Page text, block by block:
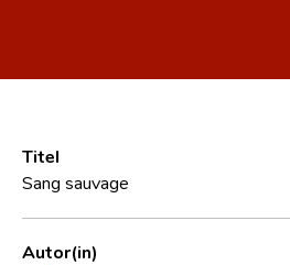
Häufige Fragen und Antworten
CNL
Forschungsgruppe
Titel
Sang sauvage
Autor(in)